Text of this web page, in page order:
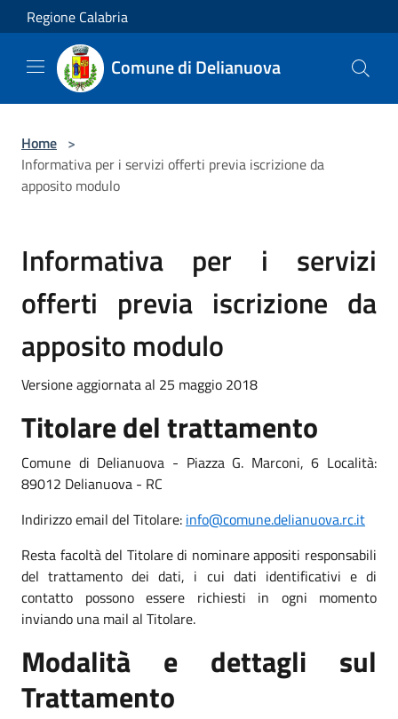
Salta al contenuto principale
Regione Calabria
Comune di Delianuova
Home >
Informativa per i servizi offerti previa iscrizione da
apposito modulo
Informativa per i servizi
offerti previa iscrizione da
apposito modulo
Versione aggiornata al 25 maggio 2018
Titolare del trattamento
Comune di Delianuova - Piazza G. Marconi, 6 Località:
89012 Delianuova - RC
Indirizzo email del Titolare: info@comune.delianuova.rc.it
Resta facoltà del Titolare di nominare appositi responsabili
del trattamento dei dati, i cui dati identificativi e di
contatto possono essere richiesti in ogni momento
inviando una mail al Titolare.
Modalità e dettagli sul
Trattamento